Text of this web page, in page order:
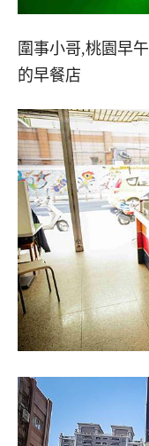
圍事小哥,桃園早
的早餐店